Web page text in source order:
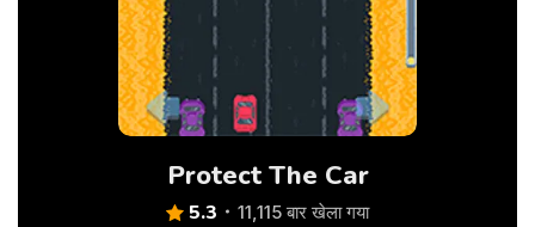
Protect The Car
5.3 11,115 बार खेला गया